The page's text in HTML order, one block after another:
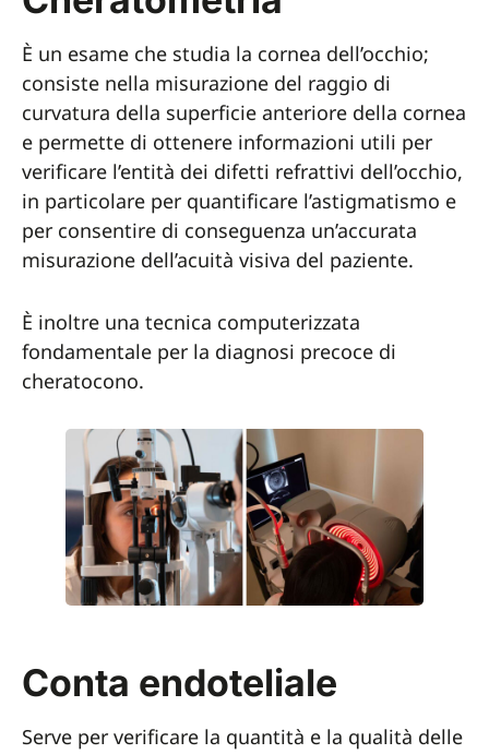
È un esame che studia la cornea dell’occhio;
consiste nella misurazione del raggio di
curvatura della superficie anteriore della cornea
e permette di ottenere informazioni utili per
verificare l’entità dei difetti refrattivi dell’occhio,
in particolare per quantificare l’astigmatismo e
per consentire di conseguenza un’accurata
misurazione dell’acuità visiva del paziente.
È inoltre una tecnica computerizzata
fondamentale per la diagnosi precoce di
cheratocono.
Conta endoteliale
Serve per verificare la quantità e la qualità delle